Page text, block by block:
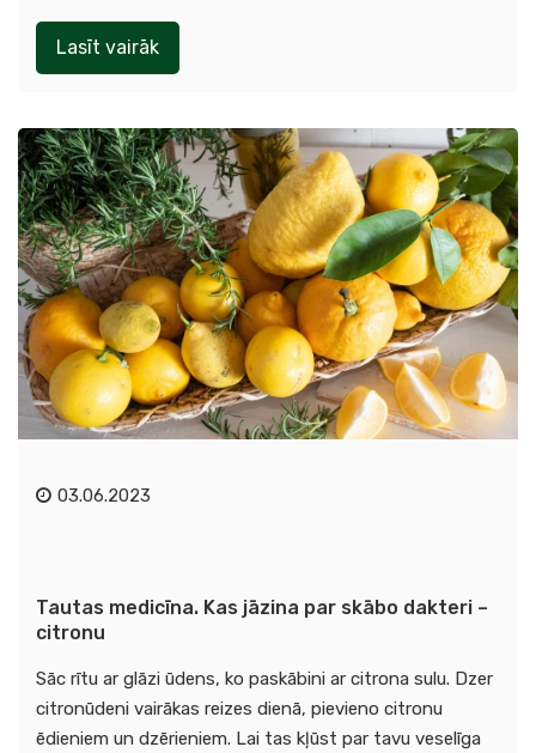
Lasīt vairāk
03.06.2023
Tautas medicīna. Kas jāzina par skābo dakteri –
citronu
Sāc rītu ar glāzi ūdens, ko paskābini ar citrona sulu. Dzer
citronūdeni vairākas reizes dienā, pievieno citronu
ēdieniem un dzērieniem. Lai tas kļūst par tavu veselīga